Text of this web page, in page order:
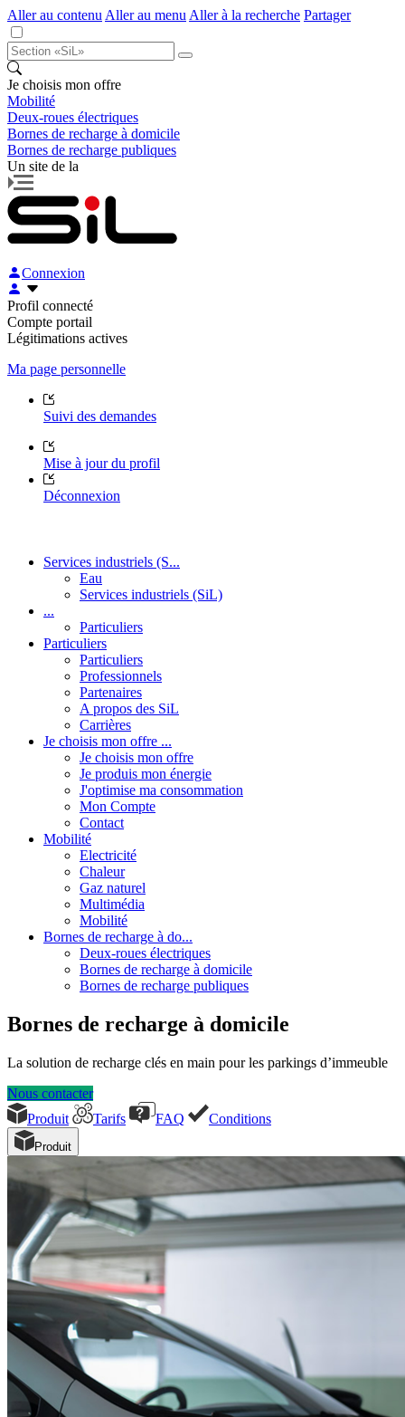
Aller au contenu Aller au menu Aller à la recherche Partager
Je choisis mon offre
Mobilité
Deux-roues électriques
Bornes de recharge à domicile
Bornes de recharge publiques
Un site de la
Connexion
Profil connecté
Compte portail
Légitimations actives
Ma page personnelle
Suivi des demandes
Mise à jour du profil
Déconnexion
Services industriels (S...
Eau
Services industriels (SiL)
...
Particuliers
Particuliers
Particuliers
Professionnels
Partenaires
A propos des SiL
Carrières
Je choisis mon offre ...
Je choisis mon offre
Je produis mon énergie
J'optimise ma consommation
Mon Compte
Contact
Mobilité
Electricité
Chaleur
Gaz naturel
Multimédia
Mobilité
Bornes de recharge à do...
Deux-roues électriques
Bornes de recharge à domicile
Bornes de recharge publiques
Bornes de recharge à domicile
La solution de recharge clés en main pour les parkings d’immeuble
Nous contacter
Produit
Tarifs FAQ Conditions
Produit